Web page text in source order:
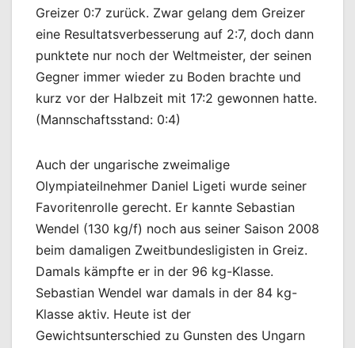
Greizer 0:7 zurück. Zwar gelang dem Greizer
eine Resultatsverbesserung auf 2:7, doch dann
punktete nur noch der Weltmeister, der seinen
Gegner immer wieder zu Boden brachte und
kurz vor der Halbzeit mit 17:2 gewonnen hatte.
(Mannschaftsstand: 0:4)
Auch der ungarische zweimalige
Olympiateilnehmer Daniel Ligeti wurde seiner
Favoritenrolle gerecht. Er kannte Sebastian
Wendel (130 kg/f) noch aus seiner Saison 2008
beim damaligen Zweitbundesligisten in Greiz.
Damals kämpfte er in der 96 kg-Klasse.
Sebastian Wendel war damals in der 84 kg-
Klasse aktiv. Heute ist der
Gewichtsunterschied zu Gunsten des Ungarn